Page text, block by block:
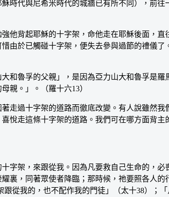
時代與尼希米時代的城牆已有所不同），前
背起耶穌的十字架，命他走在耶穌後面，直
由於已觸碰十字架，便失去參與過節的禮儀
魯孚的父親」，是因為亞力山大和魯孚是羅
親。」。（羅十六13）
過十字架的道路而徹底改變。有人說雖然我
悅走這條十字架的道路。我們可在哪方面背主
架，來跟從我。因為凡要救自己生命的，必
裏，同著眾使者降臨；那時候，祂要照各人
從我的，也不配作我的門徒」（太十38）；